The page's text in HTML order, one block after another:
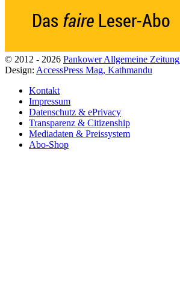
© 2012 - 2026 Pankower Allgemeine Zeitung
Design: AccessPress Mag, Kathmandu
Kontakt
Impressum
Datenschutz & ePrivacy
Transparenz & Citizenship
Mediadaten & Preissystem
Abo-Shop